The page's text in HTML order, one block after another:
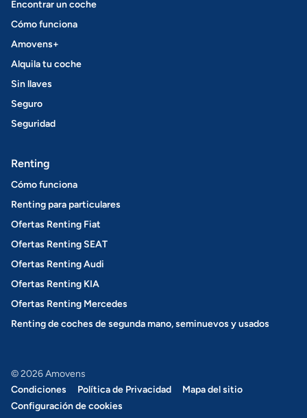
Encontrar un coche
Cómo funciona
Amovens+
Alquila tu coche
Sin llaves
Seguro
Seguridad
Renting
Cómo funciona
Renting para particulares
Ofertas Renting Fiat
Ofertas Renting SEAT
Ofertas Renting Audi
Ofertas Renting KIA
Ofertas Renting Mercedes
Renting de coches de segunda mano, seminuevos y usados
© 2026 Amovens
Condiciones
Política de Privacidad
Mapa del sitio
Configuración de cookies